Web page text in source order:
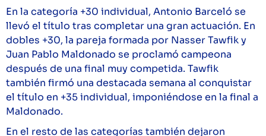
En la categoría +30 individual, Antonio Barceló se
llevó el título tras completar una gran actuación. En
dobles +30, la pareja formada por Nasser Tawfik y
Juan Pablo Maldonado se proclamó campeona
después de una final muy competida. Tawfik
también firmó una destacada semana al conquistar
el título en +35 individual, imponiéndose en la final a
Maldonado.
En el resto de las categorías también dejaron